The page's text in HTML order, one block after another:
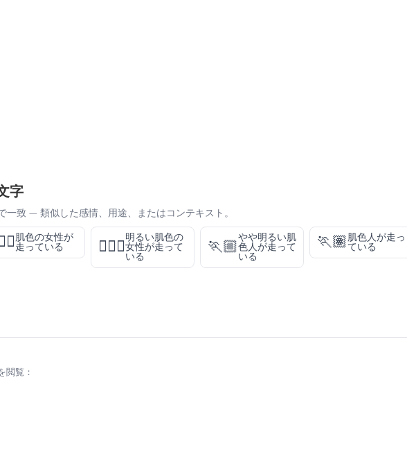
字
一致 — 類似した感情、用途、またはコンテキスト。
肌色の女性が
走っている
🏃🏻‍♀️
明るい肌色の
女性が走って
いる
🏃🏼
やや明るい肌
色人が走って
いる
🏃🏽肌色人が走っ
ている
閲覧：